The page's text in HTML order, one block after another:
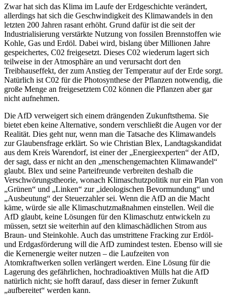
Zwar hat sich das Klima im Laufe der Erdgeschichte verändert,
allerdings hat sich die Geschwindigkeit des Klimawandels in den
letzten 200 Jahren rasant erhöht. Grund dafür ist die seit der
Industrialisierung verstärkte Nutzung von fossilen Brennstoffen wie
Kohle, Gas und Erdöl. Dabei wird, bislang über Millionen Jahre
gespeichertes, C02 freigesetzt. Dieses C02 wiederum lagert sich
teilweise in der Atmosphäre an und verursacht dort den
Treibhauseffekt, der zum Anstieg der Temperatur auf der Erde sorgt.
Natürlich ist C02 für die Photosynthese der Pflanzen notwendig, die
große Menge an freigesetztem C02 können die Pflanzen aber gar
nicht aufnehmen.
Die AfD verweigert sich einem drängenden Zukunftsthema. Sie
bietet eben keine Alternative, sondern verschließt die Augen vor der
Realität. Dies geht nur, wenn man die Tatsache des Klimawandels
zur Glaubensfrage erklärt. So wie Christian Blex, Landtagskandidat
aus dem Kreis Warendorf, ist einer der „Energieexperten“ der AfD,
der sagt, dass er nicht an den „menschengemachten Klimawandel“
glaubt. Blex und seine Parteifreunde verbreiten deshalb die
Verschwörungstheorie, wonach Klimaschutzpolitik nur ein Plan von
„Grünen“ und „Linken“ zur „ideologischen Bevormundung“ und
„Ausbeutung“ der Steuerzahler sei. Wenn die AfD an die Macht
käme, würde sie alle Klimaschutzmaßnahmen einstellen. Weil die
AfD glaubt, keine Lösungen für den Klimaschutz entwickeln zu
müssen, setzt sie weiterhin auf den klimaschädlichen Strom aus
Braun- und Steinkohle. Auch das umstrittene Fracking zur Erdöl-
und Erdgasförderung will die AfD zumindest testen. Ebenso will sie
die Kernenergie weiter nutzen – die Laufzeiten von
Atomkraftwerken sollen verlängert werden. Eine Lösung für die
Lagerung des gefährlichen, hochradioaktiven Mülls hat die AfD
natürlich nicht; sie hofft darauf, dass dieser in ferner Zukunft
„aufbereitet“ werden kann.